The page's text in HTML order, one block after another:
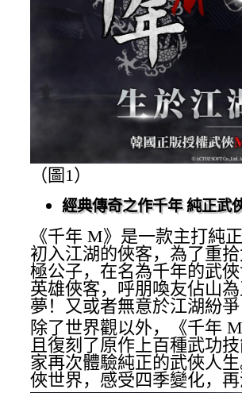
（ 圖 1）
經典傳奇之作千年 純正武
《千年 M》是一款主打純
初入江湖的俠客，為了重
極公子，在名為千年的武
英雄俠客，呼朋喚友佔山
夢！又或者無意於江湖紛
除了世界觀以外，《千年 M
且復刻了原作上百種武功
家再次體驗純正的武俠人
俠世界，感受四季變化，